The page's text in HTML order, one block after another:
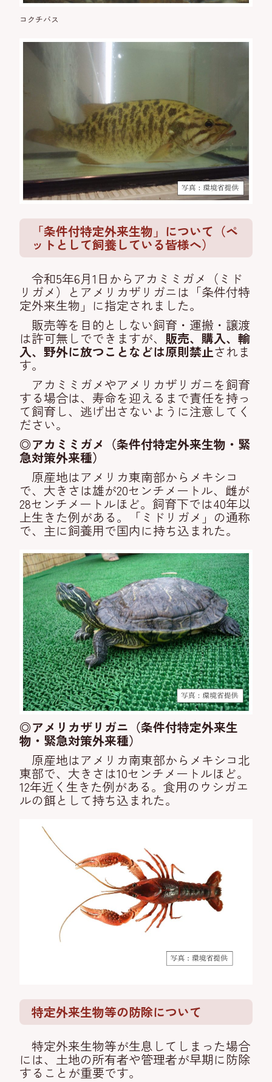
コクチバス
「条件付特定外来生物」について（ペ
ットとして飼養している皆様へ）
令和5年6月1日からアカミミガメ（ミド
リガメ）とアメリカザリガニは「条件付特
定外来生物」に指定されました。
販売等を目的としない飼育・運搬・譲渡
は許可無しでできますが、 販売、購入、輸
入、野外に放つことなどは原則禁止されま
す。
アカミミガメやアメリカザリガニを飼育
する場合は、寿命を迎えるまで責任を持っ
て飼育し、逃げ出さないように注意してく
ださい。
◎アカミミガメ（条件付特定外来生物・緊
急対策外来種）
原産地はアメリカ東南部からメキシコ
で、大きさは雄が20センチメートル、雌が
28センチメートルほど。飼育下では40年以
上生きた例がある。「ミドリガメ」の通称
で、主に飼養用で国内に持ち込まれた。
◎アメリカザリガニ（条件付特定外来生
物・緊急対策外来種）
原産地はアメリカ南東部からメキシコ北
東部で、大きさは10センチメートルほど。
12年近く生きた例がある。食用のウシガエ
ルの餌として持ち込まれた。
特定外来生物等の防除について
特定外来生物等が生息してしまった場合
には、土地の所有者や管理者が早期に防除
することが重要です。